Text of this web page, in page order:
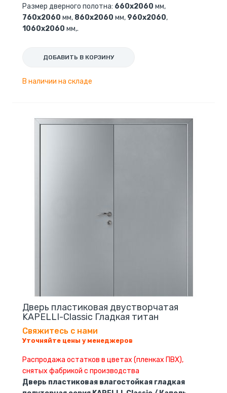
Размер дверного полотна: 660х2060 мм,
760х2060 мм, 860х2060 мм, 960х2060,
1060х2060 мм,.
ДОБАВИТЬ В КОРЗИНУ
В наличии на складе
Дверь пластиковая двустворчатая
KAPELLI-Classic Гладкая титан
Свяжитесь с нами
Уточняйте цены у менеджеров
Распродажа остатков в цветах (пленках ПВХ),
снятых фабрикой с производства
Дверь пластиковая влагостойкая гладкая